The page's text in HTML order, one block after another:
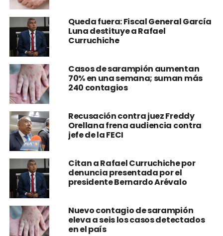
Queda fuera: Fiscal General García
Luna destituye a Rafael
Curruchiche
Casos de sarampión aumentan
70% en una semana; suman más
240 contagios
Recusación contra juez Freddy
Orellana frena audiencia contra
jefe de la FECI
Citan a Rafael Curruchiche por
denuncia presentada por el
presidente Bernardo Arévalo
Nuevo contagio de sarampión
eleva a seis los casos detectados
en el país